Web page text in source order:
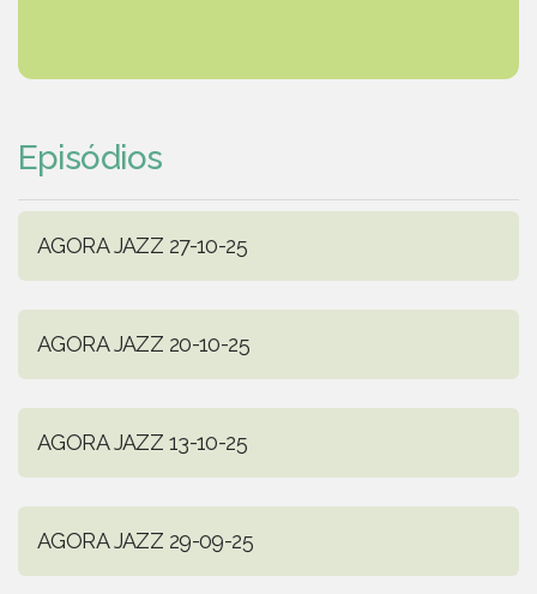
Episódios
AGORA JAZZ 27-10-25
AGORA JAZZ 20-10-25
AGORA JAZZ 13-10-25
AGORA JAZZ 29-09-25